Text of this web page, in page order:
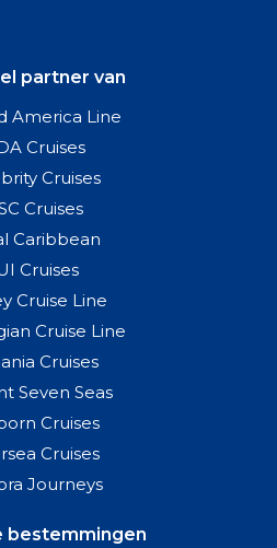
partner van
America Line
Cruises
Cruises
Cruises
Caribbean
Cruises
Cruise Line
Cruise Line
Cruises
Seven Seas
Cruises
Cruises
Journeys
bestemmingen